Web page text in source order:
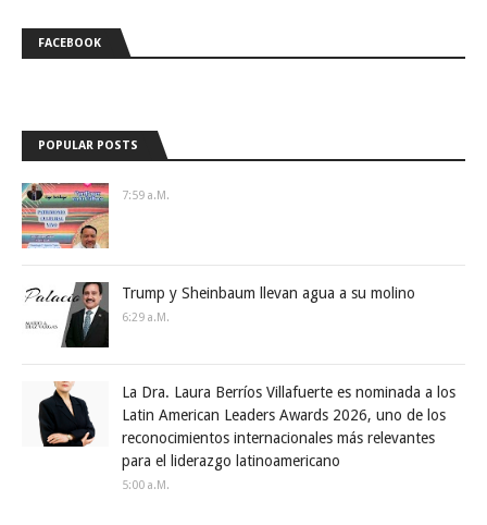
FACEBOOK
POPULAR POSTS
7:59 A.m.
Trump y Sheinbaum llevan agua a su molino
6:29 A.m.
La Dra. Laura Berríos Villafuerte es nominada a los
Latin American Leaders Awards 2026, uno de los
reconocimientos internacionales más relevantes
para el liderazgo latinoamericano
5:00 A.m.